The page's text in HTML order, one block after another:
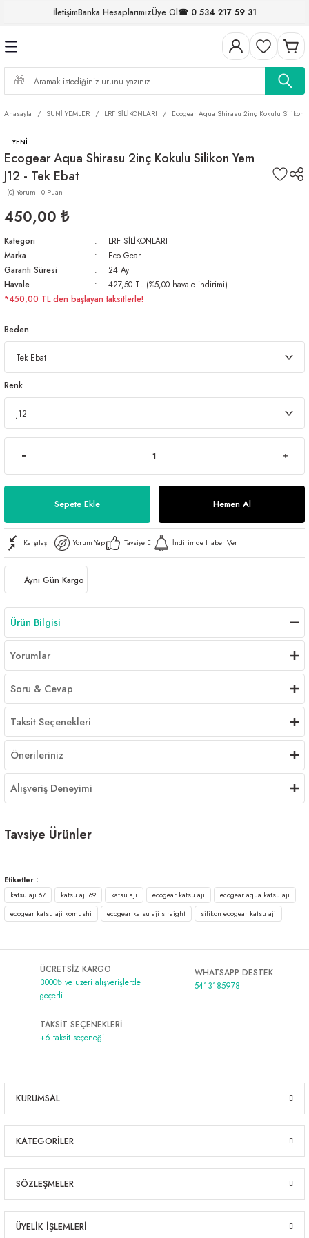
İletişimBanka HesaplarımızÜye Ol☎ 0 534 217 59 31
Geri Dön
Geri Dön
Geri Dön
MİSİNALAR
Geri Dön
FIRDÖNDÜLER
Geri Dön
Geri Dön
Geri Dön
Geri Dön
Anasayfa SUNİ YEMLER LRF SİLİKONLARI Ecogear Aqua Shirasu 2inç Kokulu Silikon
YENİ
Ecogear Aqua Shirasu 2inç Kokulu Silikon Yem
J12 - Tek Ebat
(0) Yorum - 0 Puan
450,00 ₺
Kategori
LRF SİLİKONLARI
Marka
Eco Gear
Garanti Süresi
24 Ay
Havale
427,50 TL (%5,00 havale indirimi)
*450,00 TL den başlayan taksitlerle!
Beden
Renk
Sepete Ekle Hemen Al
Karşılaştır Yorum Yap Tavsiye Et İndirimde Haber Ver
Aynı Gün Kargo
Ürün Bilgisi
Yorumlar
Soru & Cevap
Taksit Seçenekleri
Önerileriniz
Alışveriş Deneyimi
Tavsiye Ürünler
450,00 ₺
Etiketler :
katsu aji 67
katsu aji 69 katsu aji ecogear katsu aji
ecogear aqua katsu aji
ecogear katsu aji komushi
ecogear katsu aji straight silikon ecogear katsu aji
ÜCRETSİZ KARGO
3000₺ ve üzeri alışverişlerde
geçerli
WHATSAPP DESTEK
5413185978
TAKSİT SEÇENEKLERİ
+6 taksit seçeneği
KURUMSAL
KATEGORİLER
SÖZLEŞMELER
ÜYELİK İŞLEMLERİ